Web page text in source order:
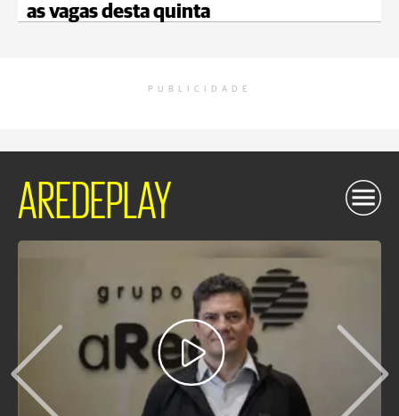
as vagas desta quinta
PUBLICIDADE
AREDEPLAY